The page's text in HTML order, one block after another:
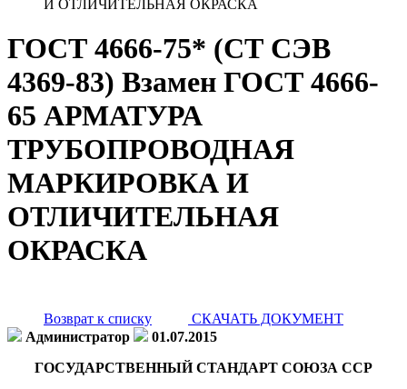
И ОТЛИЧИТЕЛЬНАЯ ОКРАСКА
ГОСТ 4666-75* (СТ СЭВ
4369-83) Взамен ГОСТ 4666-
65 АРМАТУРА
ТРУБОПРОВОДНАЯ
МАРКИРОВКА И
ОТЛИЧИТЕЛЬНАЯ
ОКРАСКА
Возврат к списку
СКАЧАТЬ ДОКУМЕНТ
Администратор
01.07.2015
ГОСУДАРСТВЕННЫЙ СТАНДАРТ СОЮЗА ССР